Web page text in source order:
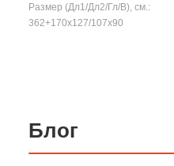
Размер (Дл1/Дл2/Гл/В), см.:
362+170x127/107х90
Блог